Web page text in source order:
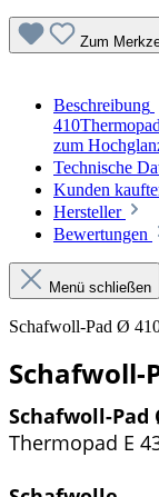
Zum
Beschreibung
zum
Technische
Kunden
Hersteller
Bewertungen
Menü schließen
Schafwoll-Pad Ø
Schafwoll-
Schafwoll-Pad
Thermopad E